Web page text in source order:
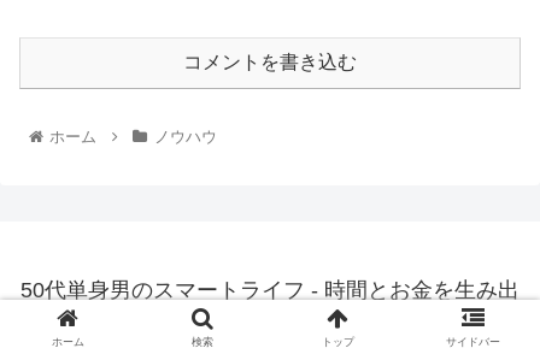
コメントを書き込む
ホーム ノウハウ
50代単身男のスマートライフ - 時間とお金を生み出
す「ずるい選択」
© 2025 50代単身男のスマートライフ - 時間とお金を生み出す「ず
ホーム 検索 トップ サイドバー